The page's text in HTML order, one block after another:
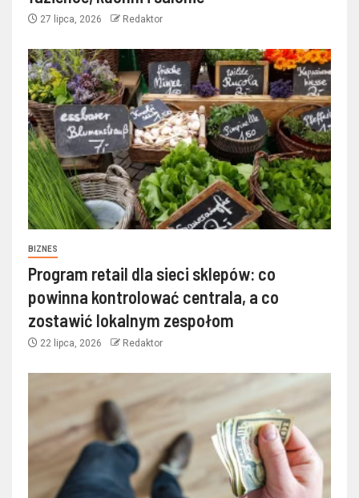
27 lipca, 2026 Redaktor
BIZNES
Program retail dla sieci sklepów: co
powinna kontrolować centrala, a co
zostawić lokalnym zespołom
22 lipca, 2026 Redaktor